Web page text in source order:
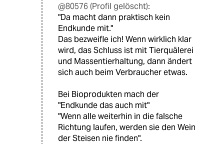
@80576 (Profil gelöscht):
"Da macht dann praktisch kein
Endkunde mit."
Das bezweifle ich! Wenn wirklich klar
wird, das Schluss ist mit Tierquälerei
und Massentierhaltung, dann ändert
sich auch beim Verbraucher etwas.
Bei Bioprodukten mach der
"Endkunde das auch mit"
"Wenn alle weiterhin in die falsche
Richtung laufen, werden sie den Wein
der Steisen nie finden".